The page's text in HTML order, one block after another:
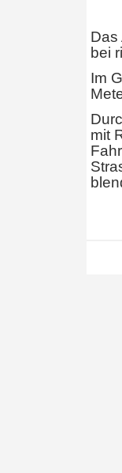
Das
bei
Im
mit